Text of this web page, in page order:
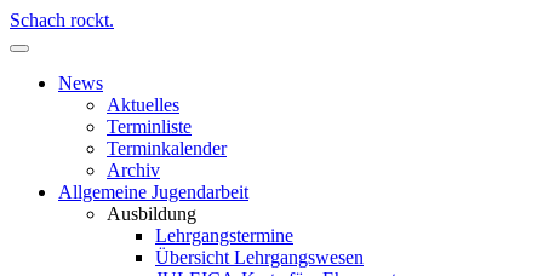
Schach rockt.
News
Aktuelles
Terminliste
Terminkalender
Archiv
Allgemeine Jugendarbeit
Ausbildung
Lehrgangstermine
Übersicht Lehrgangswesen